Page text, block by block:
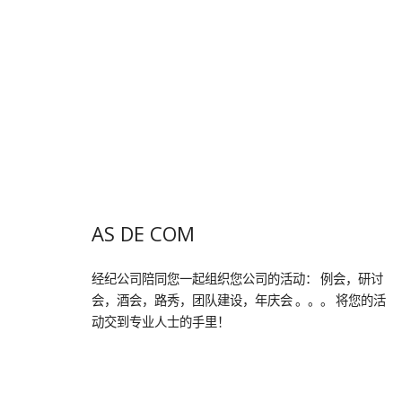
AS DE COM
经纪公司陪同您一起组织您公司的活动： 例会，研讨
会，酒会，路秀，团队建设，年庆会 。。。 将您的活
动交到专业人士的手里！